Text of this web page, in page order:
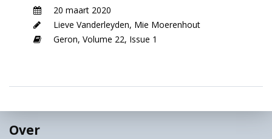
20 maart 2020
Lieve Vanderleyden, Mie Moerenhout
Geron, Volume 22, Issue 1
Over